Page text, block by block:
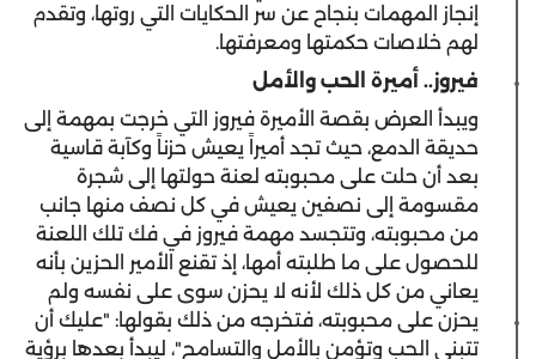
إنجاز المهمات بنجاح عن سر الحكايات التي روتها، وتقدم
لهم خلاصات حكمتها ومعرفتها.
فيروز.. أميرة الحب والأمل
‎ويبدأ العرض بقصة الأميرة فيروز التي خرجت بمهمة إلى
حديقة الدمع، حيث تجد أميراً يعيش حزناً وكآبة قاسية
بعد أن حلت على محبوبته لعنة حولتها إلى شجرة
مقسومة إلى نصفين يعيش في كل نصف منها جانب
من محبوبته، وتتجسد مهمة فيروز في فك تلك اللعنة
للحصول على ما طلبته أمها، إذ تقنع الأمير الحزين بأنه
يعاني من كل ذلك لأنه لا يحزن سوى على نفسه ولم
يحزن على محبوبته، فتخرجه من ذلك بقولها: "عليك أن
تتبنى الحب وتؤمن بالأمل والتسامح"، ليبدأ بعدها برؤية